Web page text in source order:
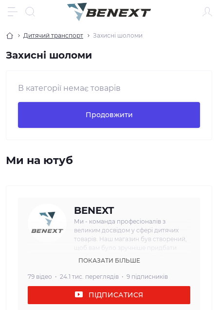
Дитячий транспорт Захисні шоломи
Захисні шоломи
В категорії немає товарів
Продовжити
Ми на ютуб
BENEXT
Ми - команда професіоналів з
великим досвідом у сфері дитячих
товарів. Наш магазин був створений,
щоб вам було зручніше придбати
життя. Наша мета: Ми прагнемо
забезпечити наших клієнтів
найвищою якістю та безпекою
дитячих товарів. Кожен товар, який
ми пропонуємо, проходить сувору
ПОКАЗАТИ БІЛЬШЕ
79 відео 24.1 тис. переглядів 9 підписників
ПІДПИСАТИСЯ